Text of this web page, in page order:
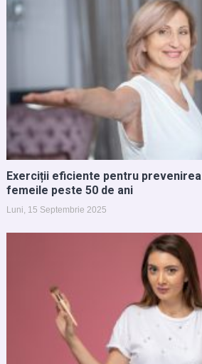
Exerciții eficiente pentru
femeile peste 50 de ani
Luni, 15 Septembrie 2025